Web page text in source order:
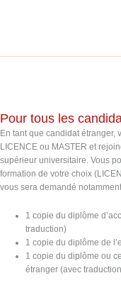
Pour tous les
En tant que candidat étranger,
LICENCE ou MASTER et
supérieur universitaire. Vous
formation de votre choix
vous sera demandé
1 copie du diplôme
traduction)
1 copie du diplôme de
1 copie du diplôme ou
étranger (avec